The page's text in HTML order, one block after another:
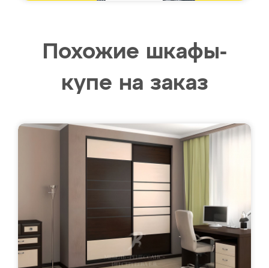
Похожие шкафы-
купе на заказ